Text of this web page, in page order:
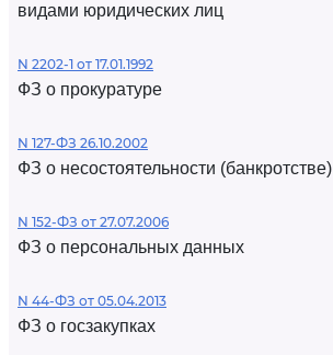
видами юридических лиц
N 2202-1 от 17.01.1992
ФЗ о прокуратуре
N 127-ФЗ 26.10.2002
ФЗ о несостоятельности (банкротстве)
N 152-ФЗ от 27.07.2006
ФЗ о персональных данных
N 44-ФЗ от 05.04.2013
ФЗ о госзакупках